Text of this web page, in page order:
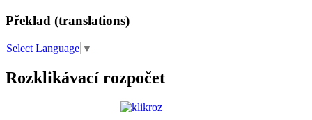
Překlad (translations)
Select Language ▼
Rozklikávací rozpočet